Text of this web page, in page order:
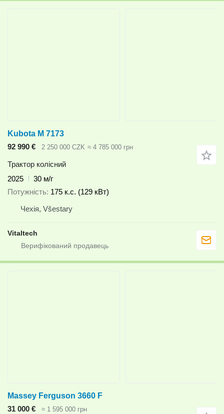
Kubota M 7173
92 990 €
2 250 000 CZK ≈ 4 785 000 грн
Трактор колісний
2025
30 м/г
Потужність 175 к.с. (129 кВт)
Чехія, Všestary
Vitaltech
Massey Ferguson 3660 F
31 000 €
≈ 1 595 000 грн